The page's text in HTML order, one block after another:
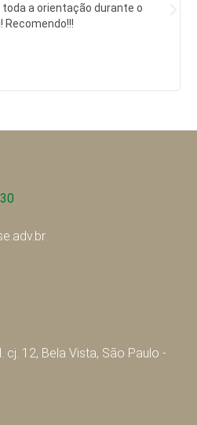
a orientação durante o
Recomendo!!!
cj. 12, Bela Vista, São Paulo -